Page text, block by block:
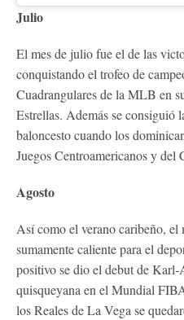
Julio
El mes de julio fue el de las
conquistando el trofeo de
Cuadrangulares de la MLB en
Estrellas. Además se consiguió
baloncesto cuando los
Juegos Centroamericanos y del
Agosto
Así como el verano caribeño, el
sumamente caliente para el
positivo se dio el debut de
quisqueyana en el Mundial
los Reales de La Vega se